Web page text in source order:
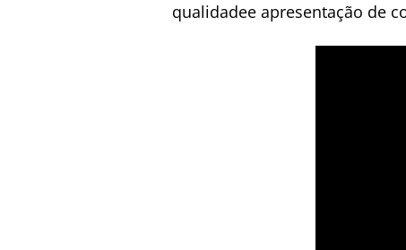
qualidadee apresentação de